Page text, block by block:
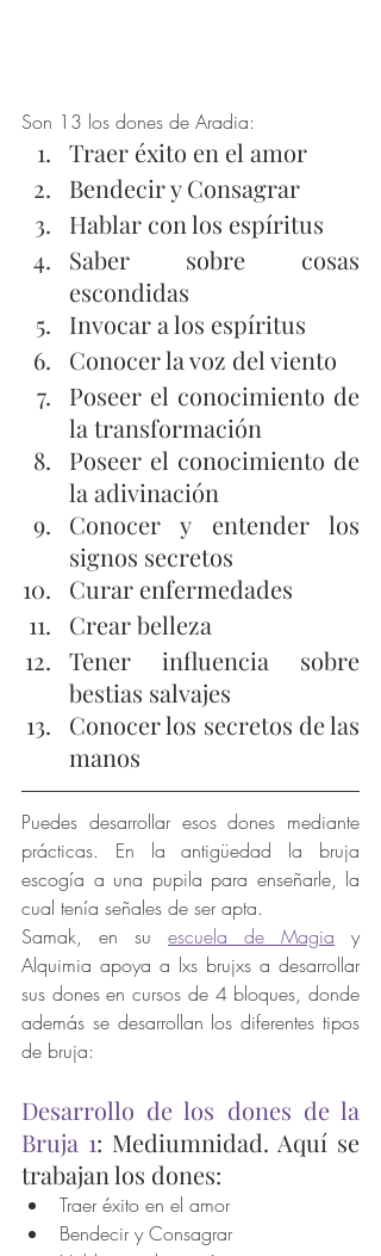
Son 13 los dones de Aradia:
Traer éxito en el amor
Bendecir y Consagrar
Hablar con los espíritus
Saber sobre cosas
escondidas
Invocar a los espíritus
Conocer la voz del viento
Poseer el conocimiento de
la transformación
Poseer el conocimiento de
la adivinación
Conocer y entender los
signos secretos
Curar enfermedades
Crear belleza
Tener influencia sobre
bestias salvajes
Conocer los secretos de las
manos
Puedes desarrollar esos dones mediante
prácticas. En la antigüedad la bruja
escogía a una pupila para enseñarle, la
cual tenía señales de ser apta.
Samak, en su escuela de Magia y
Alquimia apoya a lxs brujxs a desarrollar
sus dones en cursos de 4 bloques, donde
además se desarrollan los diferentes tipos
de bruja:
Desarrollo de los dones de la
Bruja 1: Mediumnidad. Aquí se
trabajan los dones:
Traer éxito en el amor
Bendecir y Consagrar